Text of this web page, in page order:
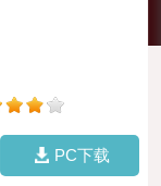
PC下载